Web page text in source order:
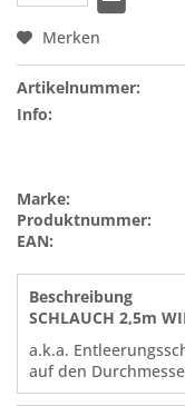
Merken
Artikelnummer:
Info:
Marke:
Produktnummer:
EAN:
Beschreibung
SCHLAUCH 2,5m
a.k.a.
auf den